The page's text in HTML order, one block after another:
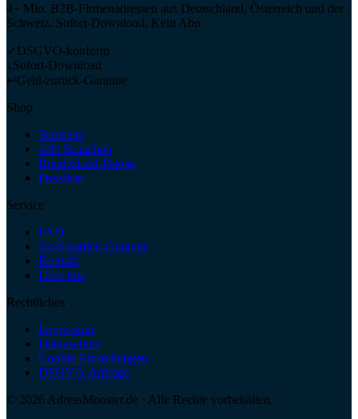
4+ Mio. B2B-Firmenadressen aus Deutschland, Österreich und der
Schweiz. Sofort-Download. Kein Abo.
✓ DSGVO-konform
↓Sofort-Download
↩Geld-zurück-Garantie
Shop
Startseite
Alle Branchen
Bundesland-Pakete
Preisliste
Service
FAQ
Geld-zurück-Garantie
Kontakt
Über uns
Rechtliches
Impressum
Datenschutz
Cookie-Einstellungen
DSGVO-Anfrage
© 2026 AdressMonster.de · Alle Rechte vorbehalten.